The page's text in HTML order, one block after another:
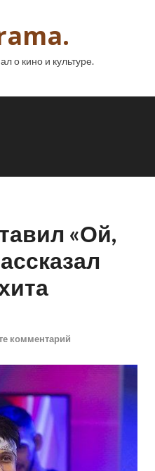
о кино и культуре.
«Ой,
комментарий